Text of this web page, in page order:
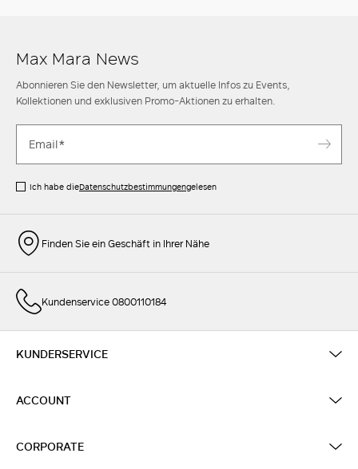
Max Mara News
Abonnieren Sie den Newsletter, um aktuelle Infos zu Events,
Kollektionen und exklusiven Promo-Aktionen zu erhalten.
Ich habe dieDatenschutzbestimmungengelesen
Finden Sie ein Geschäft in Ihrer Nähe
Kundenservice 0800110184
KUNDERSERVICE
ACCOUNT
CORPORATE